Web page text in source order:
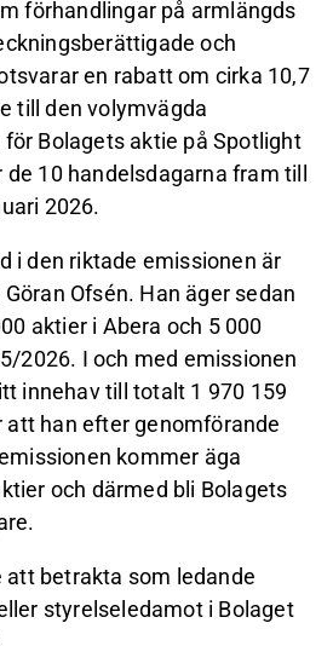
förhandlingar på armlängds
och
en rabatt om cirka 10,7
till den volymvägda
Bolagets aktie på Spotlight
10 handelsdagarna fram till
2026.
i den riktade emissionen är
Göran Ofsén. Han äger sedan
aktier i Abera och 5 000
2026. I och med emissionen
innehav till totalt 1 970 159
att han efter genomförande
kommer äga
och därmed bli Bolagets
att betrakta som ledande
styrelseledamot i Bolaget